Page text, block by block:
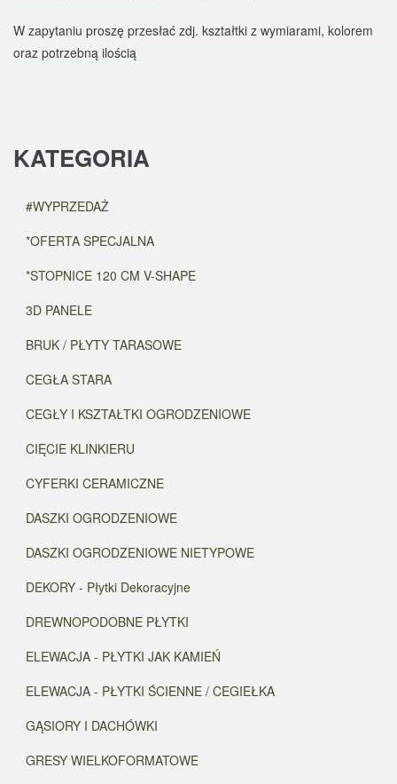
W zapytaniu proszę przesłać zdj. kształtki z wymiarami, kolorem
oraz potrzebną ilością
KATEGORIA
#WYPRZEDAŻ
*OFERTA SPECJALNA
*STOPNICE 120 CM V-SHAPE
3D PANELE
BRUK / PŁYTY TARASOWE
CEGŁA STARA
CEGŁY I KSZTAŁTKI OGRODZENIOWE
CIĘCIE KLINKIERU
CYFERKI CERAMICZNE
DASZKI OGRODZENIOWE
DASZKI OGRODZENIOWE NIETYPOWE
DEKORY - Płytki Dekoracyjne
DREWNOPODOBNE PŁYTKI
ELEWACJA - PŁYTKI JAK KAMIEŃ
ELEWACJA - PŁYTKI ŚCIENNE / CEGIEŁKA
GĄSIORY I DACHÓWKI
GRESY WIELKOFORMATOWE